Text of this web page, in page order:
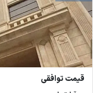
قیمت توافقی